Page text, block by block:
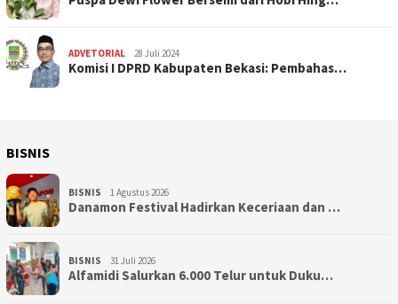
ADVETORIAL 28 Juli 2024
Komisi I DPRD Kabupaten Bekasi: Pembahas…
BISNIS
BISNIS 1 Agustus 2026
Danamon Festival Hadirkan Keceriaan dan …
BISNIS 31 Juli 2026
Alfamidi Salurkan 6.000 Telur untuk Duku…